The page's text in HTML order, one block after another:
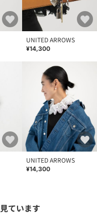
UNITED ARROWS
¥14,300
UNITED ARROWS
¥14,300